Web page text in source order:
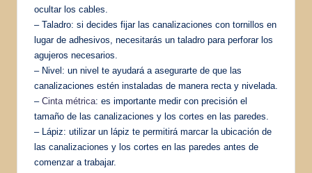
ocultar los cables.
– Taladro: si decides fijar las canalizaciones con tornillos en
lugar de adhesivos, necesitarás un taladro para perforar los
agujeros necesarios.
– Nivel: un nivel te ayudará a asegurarte de que las
canalizaciones estén instaladas de manera recta y nivelada.
– Cinta métrica: es importante medir con precisión el
tamaño de las canalizaciones y los cortes en las paredes.
– Lápiz: utilizar un lápiz te permitirá marcar la ubicación de
las canalizaciones y los cortes en las paredes antes de
comenzar a trabajar.